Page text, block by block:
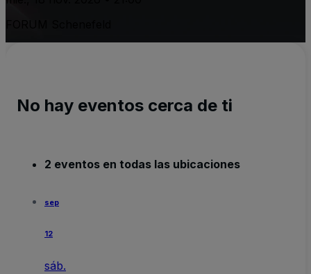
No hay eventos cerca de ti
2 eventos en todas las ubicaciones
sep
12
sáb.